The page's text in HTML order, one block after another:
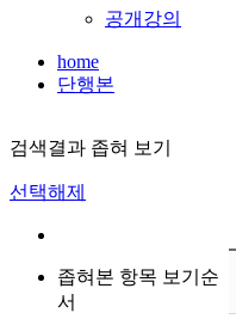
공개강의
home
단행본
검색결과 좁혀 보기
선택해제
좁혀본 항목 보기순
서